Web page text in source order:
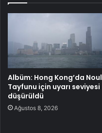
Albüm: Hong Kong’da Noul
Tayfunu için uyarı seviyesi
düşürüldü
Ağustos 8, 2026